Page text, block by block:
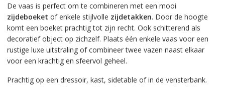
De vaas is perfect om te combineren met een mooi
zijdeboeket of enkele stijlvolle zijdetakken. Door de hoogte
komt een boeket prachtig tot zijn recht. Ook schitterend als
decoratief object op zichzelf. Plaats één enkele vaas voor een
rustige luxe uitstraling of combineer twee vazen naast elkaar
voor een krachtig en sfeervol geheel.
Prachtig op een dressoir, kast, sidetable of in de vensterbank.